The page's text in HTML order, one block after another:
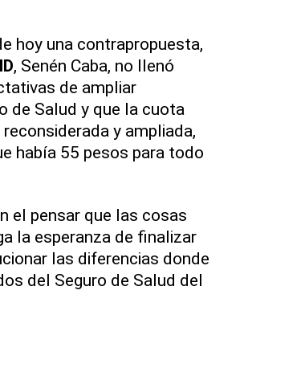
hoy una contrapropuesta,
, Senén Caba, no llenó
de ampliar
de Salud y que la cuota
y ampliada,
había 55 pesos para todo
el pensar que las cosas
la esperanza de finalizar
las diferencias donde
del Seguro de Salud del